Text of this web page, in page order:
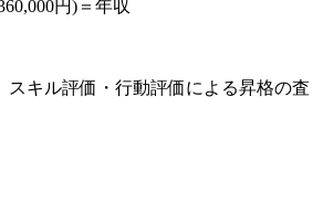
円)＝年収
スキル評価・行動評価による昇格の査